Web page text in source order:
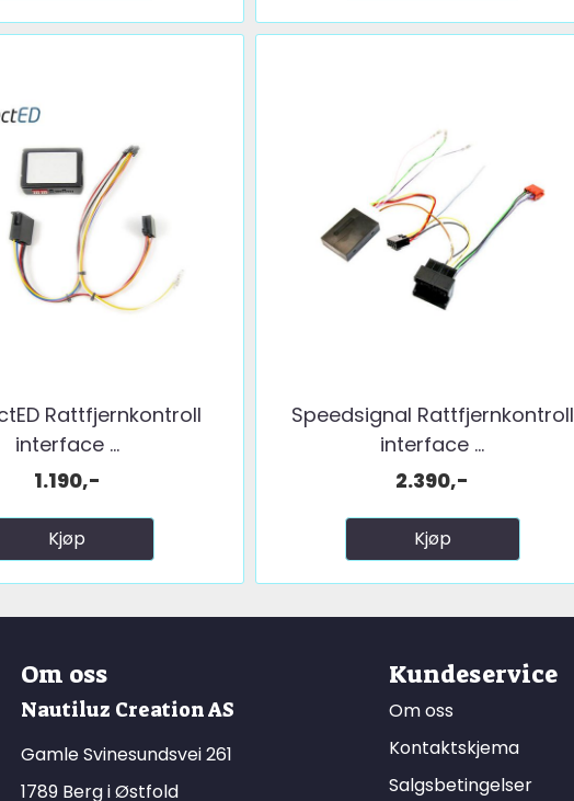
Rattfjernkontroll
interface ...
1.190,-
Kjøp
Speedsignal Rattfjernkontroll
interface ...
2.390,-
Kjøp
Om oss
Nautiluz Creation AS
Gamle Svinesundsvei 261
1789 Berg i Østfold
Kundeservice
Om oss
Kontaktskjema
Salgsbetingelser